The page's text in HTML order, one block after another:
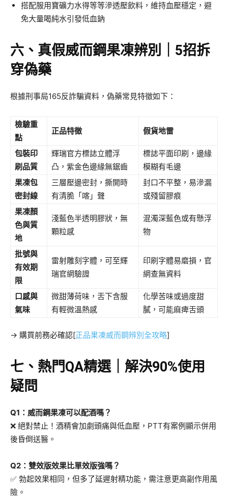
搭配服用寶礦力水得等等滲透壓飲料，維持血壓穩定，避
免大量喝純水引發低血鈉
六、真假威而鋼果凍辨別｜5招拆
穿偽藥
根據刑事局165反詐騙資料，偽藥常見特徵如下：
檢驗重
點
正品特徵 假貨地雷
包裝印
刷品質
輝瑞官方標誌立體浮
凸，紫金色邊緣無鋸齒
標誌平面印刷，邊緣
模糊有毛邊
果凍包
密封線
三層壓邊密封，撕開時
有清脆「喀」聲
封口不平整，易滲漏
或殘留膠痕
果凍顏
色與質
地
淺藍色半透明膠狀，無
顆粒感
混濁深藍色或有懸浮
物
批號與
有效期
限
雷射雕刻字體，可至輝
瑞官網驗證
印刷字體易磨損，官
網查無資料
口感與
氣味
微甜薄荷味，舌下含服
有輕微溫熱感
化學苦味或過度甜
膩，可能麻痺舌頭
→ 購買前務必確認[正品果凍威而鋼辨別全攻略]
七、熱門QA精選｜解決90%使用
疑問
Q1：威而鋼果凍可以配酒嗎？
❌ 絕對禁止！酒精會加劇頭痛與低血壓，PTT有案例顯示併用
後昏倒送醫。
Q2：雙效版效果比單效版強嗎？
✅ 勃起效果相同，但多了延遲射精功能，需注意更高副作用風
險。